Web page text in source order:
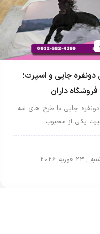
چاپی و اسپرت؛
داران
چاپی با طرح های سه
یکی از محبوب…
فوریه 2026